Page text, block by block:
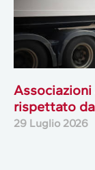
rispettato
29 Luglio 2026